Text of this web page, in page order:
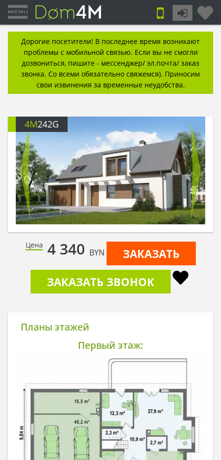
Дорогие посетители! В последнее время возникают
проблемы с мобильной связью. Если вы не смогли
дозвониться, пишите - мессенджер/ эл.почта/ заказ
звонка. Со всеми обязательно свяжемся). Приносим
свои извинения за временные неудобства.
4M242G
Цена 4 340 BYN
ЗАКАЗАТЬ
ЗАКАЗАТЬ ЗВОНОК
Планы этажей
Первый этаж: